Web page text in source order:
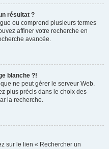
résultat ?
ou comprend plusieurs termes
affiner votre recherche en
avancée.
blanche ?!
ne peut gérer le serveur Web.
plus précis dans le choix des
la recherche.
sur le lien « Rechercher un